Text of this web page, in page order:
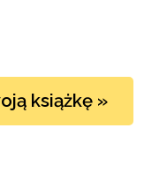
książkę »